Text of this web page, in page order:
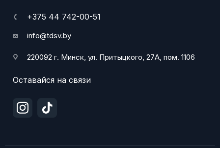
+375 44 742-00-51
info@tdsv.by
220092 г. Минск, ул. Притыцкого, 27А, пом. 1106
Оставайся на связи